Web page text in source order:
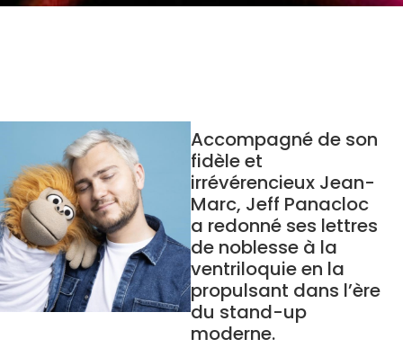
Accompagné de son
fidèle et
irrévérencieux Jean-
Marc, Jeff Panacloc
a redonné ses lettres
de noblesse à la
ventriloquie en la
propulsant dans l’ère
du stand-up
moderne.